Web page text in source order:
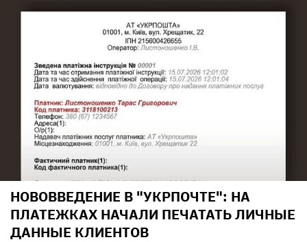
НОВОВВЕДЕНИЕ В "УКРПОЧТЕ": НА
ПЛАТЕЖКАХ НАЧАЛИ ПЕЧАТАТЬ ЛИЧНЫЕ
ДАННЫЕ КЛИЕНТОВ